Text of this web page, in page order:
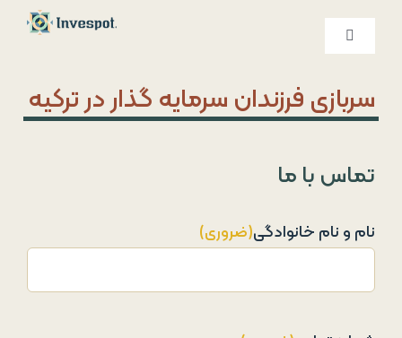
Skip
کنترلر
خدمات ما
سربازی فرزندان سرمایه گذار در ترکیه
تماس با ما
نام و نام خانوادگی(ضروری)